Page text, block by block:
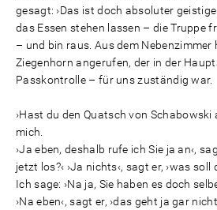
gesagt: ›Das ist doch absoluter
das Essen stehen lassen – die Truppe
– und bin raus. Aus dem Nebenzimmer
Ziegenhorn angerufen, der in der
Passkontrolle – für uns zuständig war.
›Hast du den Quatsch von
mich.
›Ja eben, deshalb rufe ich Sie ja an‹,
jetzt los?‹ ›Ja nichts‹, sagt er, ›was soll
Ich sage: ›Na ja, Sie haben es doch
›Na eben‹, sagt er, ›das geht ja gar